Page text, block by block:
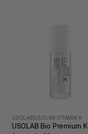
USOLAB USOLAB VITAMIN K
USOLAB Bio Premium K